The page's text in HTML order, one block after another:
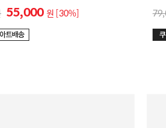
55,000 원 [30%]